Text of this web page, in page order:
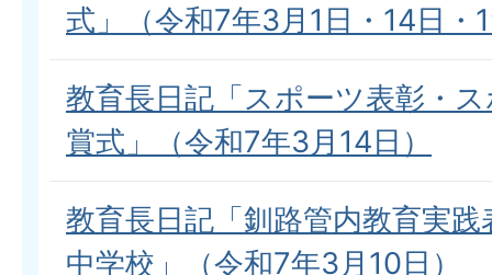
式」（令和7年3月1日・14日・
教育長日記「スポーツ表彰・
賞式」（令和7年3月14日）
教育長日記「釧路管内教育実
中学校」（令和7年3月10日）